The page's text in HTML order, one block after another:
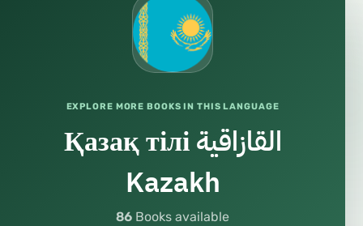
EXPLORE MORE BOOKS IN THIS LANGUAGE
Қазақ тілі القازاقية
Kazakh
86 Books available